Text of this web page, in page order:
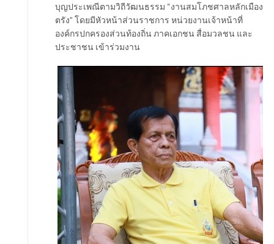
บุญประเพณีตามวิถีวัฒนธรรม “งานสมโภชศาลหลักเมือง
ตรัง” โดยมีหัวหน้าส่วนราชการ หน่วยงานเจ้าหน้าที่
องค์กรปกครองส่วนท้องถิ่น ภาคเอกชน สื่อมวลชน และ
ประชาชน เข้าร่วมงาน